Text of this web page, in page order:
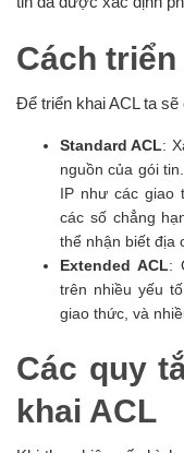
Cách
Để triển khai ACL ta
Standard ACL:
nguồn của gói
IP như các giao
các số chẳng
thể nhận biết địa
Extended ACL:
trên nhiều yếu
giao thức, và
Các quy
khai ACL